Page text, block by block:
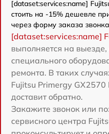
[dataset:services:name]
стоить на -15% дешевле
через форму заказа
[dataset:services:name]
выполняется на выезде,
специального
ремонта. В таких
Fujitsu Primergy
доставит обратно.
Закажите звонок или
сервисного центра